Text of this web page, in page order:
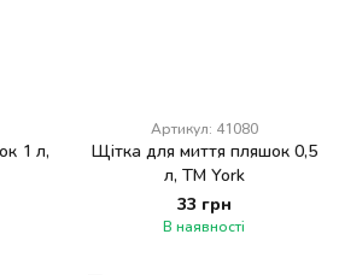
1 л,
Артикул: 41080
Щітка для миття пляшок 0,5
л, ТМ York
33 грн
В наявності